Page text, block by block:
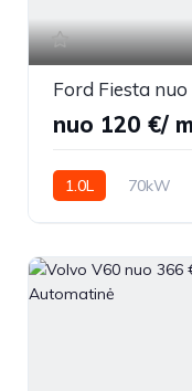
nuo 120 €/
1.0L 70kW